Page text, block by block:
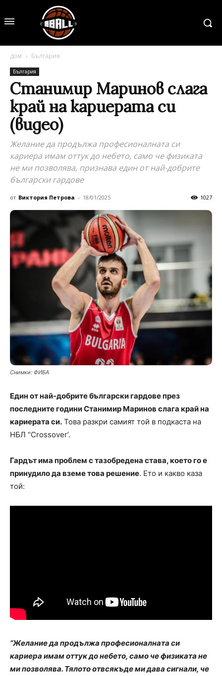
дом България
България
Станимир Маринов слага
край на кариерата си
(видео)
Желание да продължа професионалната си
кариера имам оттук до небето, само че физиката
не ми позволява, признава един от най-добрите
български гардове
от Виктория Петрова - 18/01/2025 1027
Снимки: ФИБА
Един от най-добрите български гардове през
последните години Станимир Маринов слага край на
кариерата си. Това разкри самият той в подкаста на
НБЛ “Crossover’.
Гардът има проблем с тазобредена става, което го е
принудило да вземе това решение. Ето и какво каза
той:
“Желание да продължа професионалната си
кариера имам оттук до небето, само че физиката не
ми позволява. Тялото отвсякъде ми дава сигнали, че